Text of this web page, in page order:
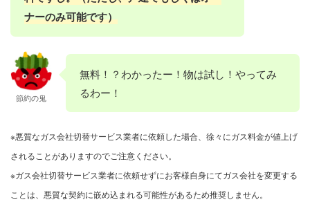
ナーのみ可能です）
節約の鬼
無料！？わかったー！物は試し！やってみ
るわー！
※悪質なガス会社切替サービス業者に依頼した場合、徐々にガス料金が値上げ
されることがありますのでご注意ください。
※ガス会社切替サービス業者に依頼せずにお客様自身にてガス会社を変更する
ことは、悪質な契約に嵌め込まれる可能性があるため推奨しません。